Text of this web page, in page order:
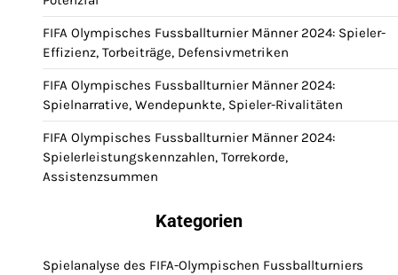
FIFA Olympisches Fussballturnier Männer 2024: Spieler-
Effizienz, Torbeiträge, Defensivmetriken
FIFA Olympisches Fussballturnier Männer 2024:
Spielnarrative, Wendepunkte, Spieler-Rivalitäten
FIFA Olympisches Fussballturnier Männer 2024:
Spielerleistungskennzahlen, Torrekorde,
Assistenzsummen
Kategorien
Spielanalyse des FIFA-Olympischen Fussballturniers